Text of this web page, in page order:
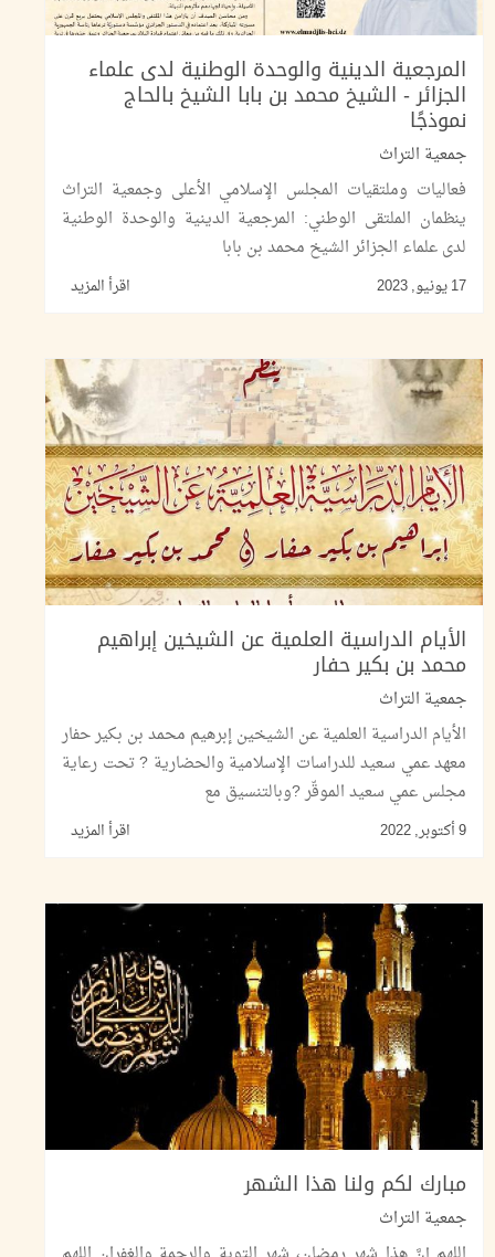
المرجعية الدينية والوحدة الوطنية لدى علماء
الجزائر - الشيخ محمد بن بابا الشيخ بالحاج
نموذجًا
جمعية التراث
فعاليات وملتقيات المجلس الإسلامي الأعلى وجمعية التراث
ينظمان الملتقى الوطني: المرجعية الدينية والوحدة الوطنية
لدى علماء الجزائر الشيخ محمد بن بابا
17 يونيو, 2023 اقرأ المزيد
الأيام الدراسية العلمية عن الشيخين إبراهيم
محمد بن بكير حفار
جمعية التراث
الأيام الدراسية العلمية عن الشيخين إبرهيم محمد بن بكير حفار
معهد عمي سعيد للدراسات الإسلامية والحضارية ? تحت رعاية
مجلس عمي سعيد الموقّر ?وبالتنسيق مع
9 أكتوبر, 2022 اقرأ المزيد
مبارك لكم ولنا هذا الشهر
جمعية التراث